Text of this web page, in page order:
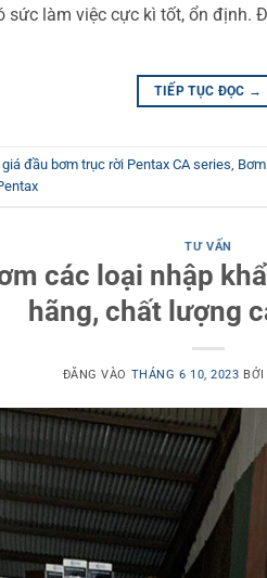
sức làm việc cực kì tốt, ổn định.
TIẾP TỤC ĐỌC →
giá đầu bơm trục rời Pentax CA series,
TƯ VẤN
các loại nhập
hãng, chất lượng
ĐĂNG VÀO THÁNG 6 10, 2023